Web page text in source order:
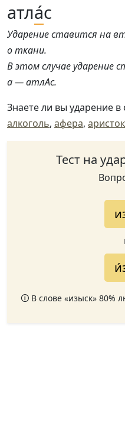
атла́с
Ударение ставится на
о ткани.
В этом случае ударение
а — атлАс.
Знаете ли вы ударение в
алкоголь, афера,
Тест на
🛈 В слове «изыск» 80%